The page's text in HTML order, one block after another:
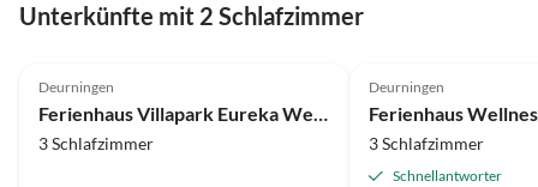
Unterkünfte mit 2 Schlafzimmer
Deurningen
Ferienhaus Villapark Eureka Wellness
3 Schlafzimmer
Deurningen
3 Schlafzimmer
Schnellantworter